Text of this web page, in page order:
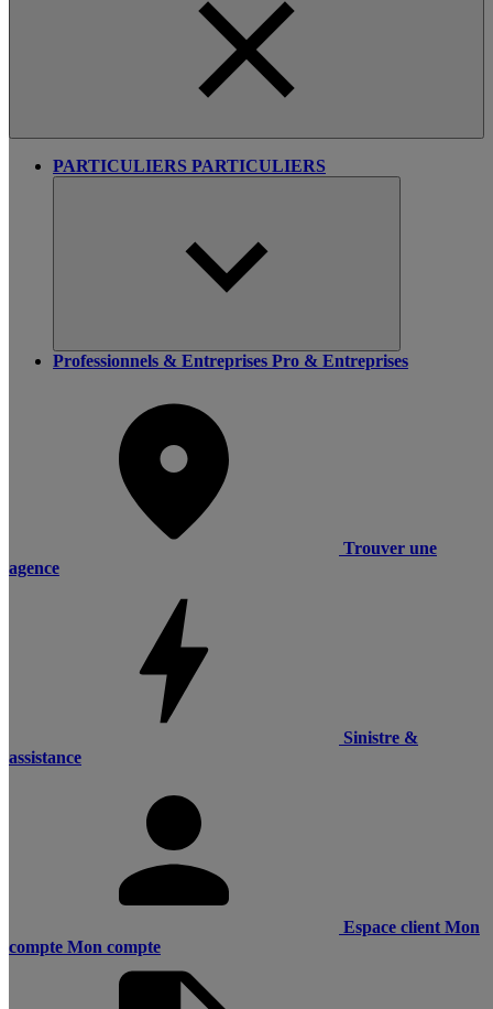
PARTICULIERS PARTICULIERS
Professionnels & Entreprises Pro & Entreprises
Trouver une
agence
Sinistre &
assistance
Espace client Mon
compte Mon compte